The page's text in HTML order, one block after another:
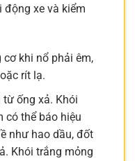
động xe và kiểm
khi nổ phải êm,
rít lạ.
ống xả. Khói
có thể báo hiệu
như hao dầu, đốt
Khói trắng mỏng